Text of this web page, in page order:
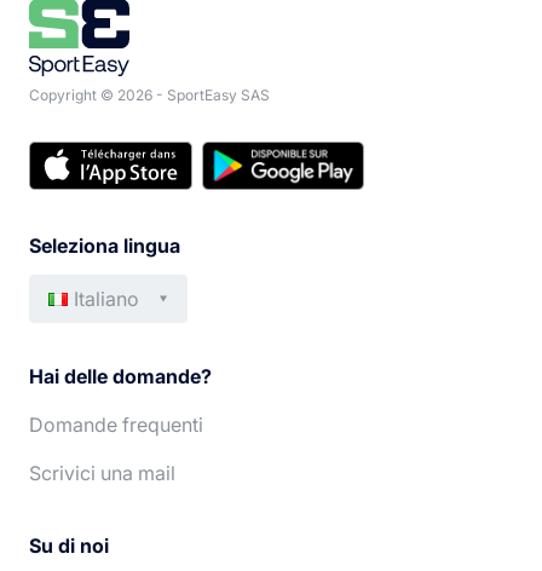
Copyright © 2026 - SportEasy SAS
Seleziona lingua
Italiano
Español
Hai delle domande?
Domande frequenti
Scrivici una mail
Su di noi